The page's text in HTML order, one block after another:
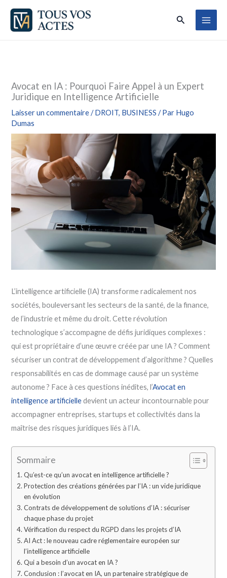
Aller
contenu
Rechercher
Avocat en IA : Pourquoi Faire Appel à un Expert
Juridique en Intelligence Artificielle
Laisser un commentaire /DROIT, BUSINESS / Par Hugo
Dumas
L’intelligence artificielle (IA) transforme radicalement nos
sociétés, bouleversant les secteurs de la santé, de la finance,
de l’industrie et même du droit. Cette révolution
technologique s’accompagne de défis juridiques complexes :
qui est propriétaire d’une œuvre créée par une IA ? Comment
sécuriser un contrat de développement d’algorithme ? Quelles
responsabilités en cas de dommage causé par un système
autonome ? Face à ces questions inédites, l’Avocat en
intelligence artificielledevient un acteur incontournable pour
accompagner entreprises, startups et collectivités dans la
maîtrise des risques juridiques liés à l’IA.
Sommaire
Qu’est-ce qu’un avocat en intelligence artificielle ?
Protection des créations générées par l’IA : un vide juridique
en évolution
Contrats de développement de solutions d’IA : sécuriser
chaque phase du projet
Vérification du respect du RGPD dans les projets d’IA
AI Act : le nouveau cadre réglementaire européen sur
l’intelligence artificielle
Qui a besoin d’un avocat en IA ?
Conclusion : l’avocat en IA, un partenaire stratégique de